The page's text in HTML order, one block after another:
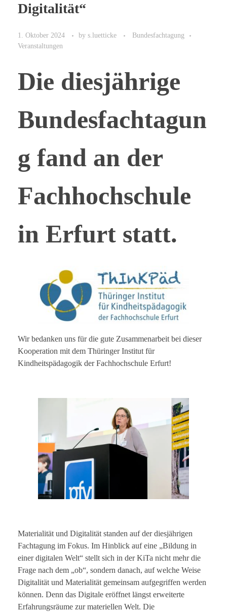
Digitalität“
1. Oktober 2024 by s.luetticke
Bundesfachtagung
Veranstaltungen
Die diesjährige
Bundesfachtagun
g fand an der
Fachhochschule
in Erfurt statt.
Wir bedanken uns für die gute Zusammenarbeit bei dieser
Kooperation mit dem Thüringer Institut für
Kindheitspädagogik der Fachhochschule Erfurt!
Materialität und Digitalität standen auf der diesjährigen
Fachtagung im Fokus. Im Hinblick auf eine „Bildung in
einer digitalen Welt“ stellt sich in der KiTa nicht mehr die
Frage nach dem „ob“, sondern danach, auf welche Weise
Digitalität und Materialität gemeinsam aufgegriffen werden
können. Denn das Digitale eröffnet längst erweiterte
Erfahrungsräume zur materiellen Welt. Die